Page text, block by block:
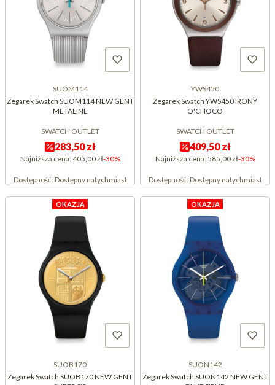
SUOM114
Zegarek Swatch SUOM114 NEW GENT
METALINE
SWATCH OUTLET
283,50 zł
Najniższa cena:405,00 zł-30%
Dostępność:Dostępny natychmiast
YWS450
Zegarek Swatch YWS450 IRONY
O'CHOCO
SWATCH OUTLET
409,50 zł
Najniższa cena:585,00 zł-30%
Dostępność:Dostępny natychmiast
OKAZJA
SUOB170
Zegarek Swatch SUOB170 NEW GENT
OKAZJA
SUON142
Zegarek Swatch SUON142 NEW GENT